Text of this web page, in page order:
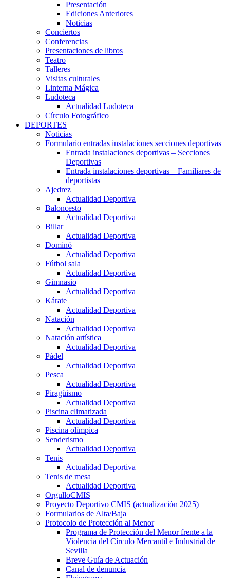
Presentación
Ediciones Anteriores
Noticias
Conciertos
Conferencias
Presentaciones de libros
Teatro
Talleres
Visitas culturales
Linterna Mágica
Ludoteca
Actualidad Ludoteca
Círculo Fotográfico
DEPORTES
Noticias
Formulario entradas instalaciones secciones deportivas
Entrada instalaciones deportivas – Secciones
Deportivas
Entrada instalaciones deportivas – Familiares de
deportistas
Ajedrez
Actualidad Deportiva
Baloncesto
Actualidad Deportiva
Billar
Actualidad Deportiva
Dominó
Actualidad Deportiva
Fútbol sala
Actualidad Deportiva
Gimnasio
Actualidad Deportiva
Kárate
Actualidad Deportiva
Natación
Actualidad Deportiva
Natación artística
Actualidad Deportiva
Pádel
Actualidad Deportiva
Pesca
Actualidad Deportiva
Piragüismo
Actualidad Deportiva
Piscina climatizada
Actualidad Deportiva
Piscina olímpica
Senderismo
Actualidad Deportiva
Tenis
Actualidad Deportiva
Tenis de mesa
Actualidad Deportiva
OrgulloCMIS
Proyecto Deportivo CMIS (actualización 2025)
Formularios de Alta/Baja
Protocolo de Protección al Menor
Programa de Protección del Menor frente a la
Violencia del Círculo Mercantil e Industrial de
Sevilla
Breve Guía de Actuación
Canal de denuncia